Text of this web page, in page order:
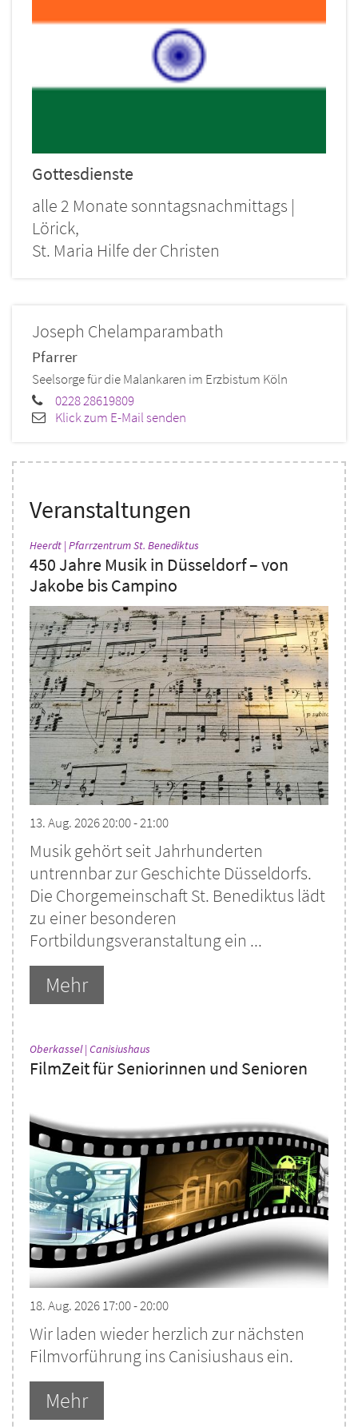
Gottesdienste
alle 2 Monate sonntagsnachmittags |
Lörick,
St. Maria Hilfe der Christen
Joseph Chelamparambath
Pfarrer
Seelsorge für die Malankaren im Erzbistum Köln
0228 28619809
Klick zum E-Mail senden
Veranstaltungen
Heerdt | Pfarrzentrum St. Benediktus
450 Jahre Musik in Düsseldorf – von
Jakobe bis Campino
13. Aug. 2026 20:00 - 21:00
Musik gehört seit Jahrhunderten
untrennbar zur Geschichte Düsseldorfs.
Die Chorgemeinschaft St. Benediktus lädt
zu einer besonderen
Fortbildungsveranstaltung ein ...
Mehr
Oberkassel | Canisiushaus
FilmZeit für Seniorinnen und Senioren
18. Aug. 2026 17:00 - 20:00
Wir laden wieder herzlich zur nächsten
Filmvorführung ins Canisiushaus ein.
Mehr